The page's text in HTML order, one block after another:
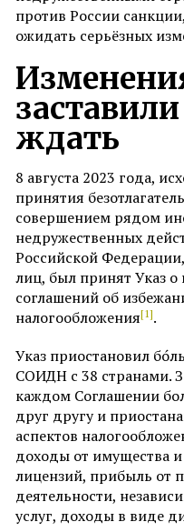
против России
ожидать серьёзных
ждать
8 августа 2023 года,
принятия
совершением рядом
недружественных
Российской
лиц, был принят Указ о
соглашений об
налогообложения[1].
Указ приостановил
СОИДН с 38 странами.
каждом Соглашении
друг другу и
аспектов
доходы от имущества и
лицензий, прибыль от
деятельности,
услуг, доходы в виде